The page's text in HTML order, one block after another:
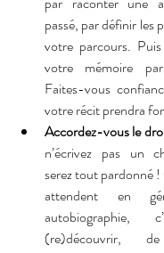
passé, par définir les
votre parcours.
votre mémoire
Faites-vous
votre récit prendra
Accordez-vous le
n’écrivez pas un
serez tout pardonné
attendent en
(re)découvrir,